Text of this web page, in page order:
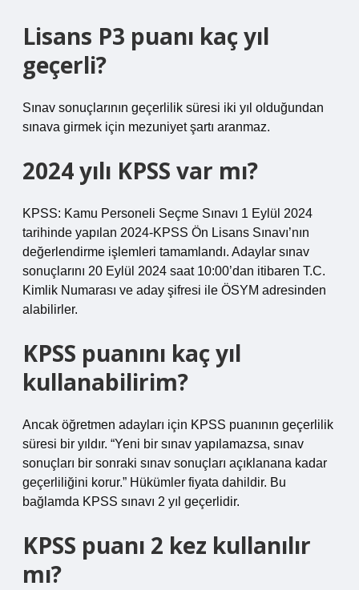
Lisans P3 puanı kaç yıl
geçerli?
Sınav sonuçlarının geçerlilik süresi iki yıl olduğundan
sınava girmek için mezuniyet şartı aranmaz.
2024 yılı KPSS var mı?
KPSS: Kamu Personeli Seçme Sınavı 1 Eylül 2024
tarihinde yapılan 2024-KPSS Ön Lisans Sınavı’nın
değerlendirme işlemleri tamamlandı. Adaylar sınav
sonuçlarını 20 Eylül 2024 saat 10:00’dan itibaren T.C.
Kimlik Numarası ve aday şifresi ile ÖSYM adresinden
alabilirler.
KPSS puanını kaç yıl
kullanabilirim?
Ancak öğretmen adayları için KPSS puanının geçerlilik
süresi bir yıldır. “Yeni bir sınav yapılamazsa, sınav
sonuçları bir sonraki sınav sonuçları açıklanana kadar
geçerliliğini korur.” Hükümler fiyata dahildir. Bu
bağlamda KPSS sınavı 2 yıl geçerlidir.
KPSS puanı 2 kez kullanılır
mı?